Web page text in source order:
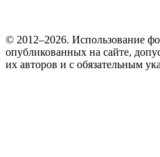
© 2012–2026. Использование
опубликованных на сайте,
их авторов и c обязательным